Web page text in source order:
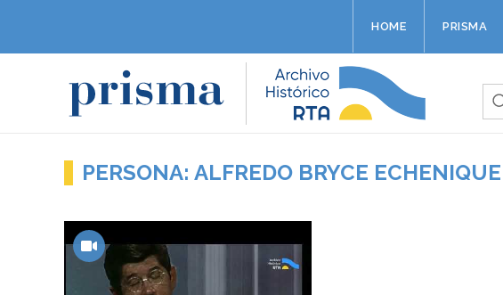
HOME PRISMA
PERSONA: ALFREDO BRYCE ECHENIQUE